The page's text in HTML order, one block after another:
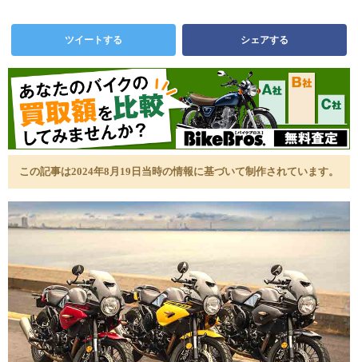
ツイートする シェアする
この記事は2024年8月19日当時の情報に基づいて制作されています。